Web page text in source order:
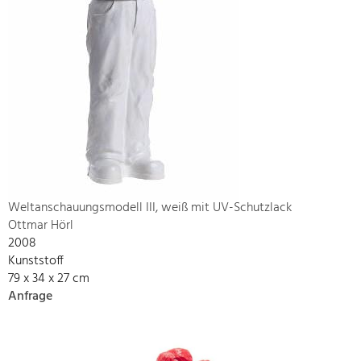
Weltanschauungsmodell III, weiß mit UV-Schutzlack
Ottmar Hörl
2008
Kunststoff
79 x 34 x 27 cm
Anfrage